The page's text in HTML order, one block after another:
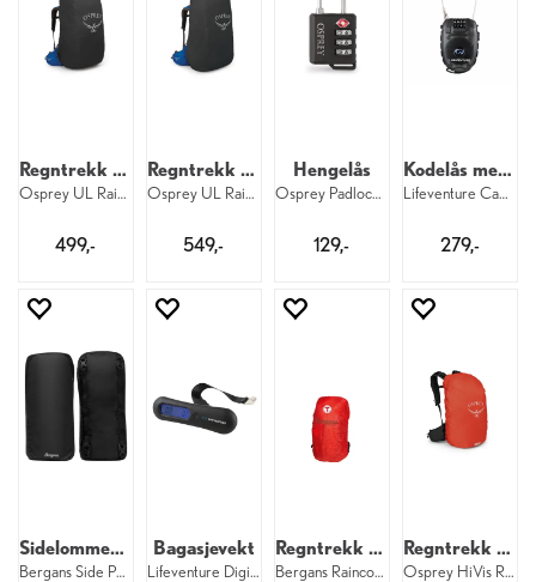
Regntrekk til sekk 30–50 liter
Osprey UL Raincover M 550
499,-
Regntrekk til sekk 50–75 liter
Osprey UL Raincover L 550
549,-
Hengelås
Osprey Padlock 001
129,-
Kodelås med vaier
Lifeventure Cable Lock Black
279,-
Sidelommer 2 x 6 liter
Bergans Side Pockets 6 liter 2 pk. 2618
Bagasjevekt
Lifeventure Digital Luggage Scales Black
Regntrekk til sekk S
Bergans Raincover S 671 DNT
Regntrekk til sekk 20–35 liter
Osprey HiVis Raincover S 376